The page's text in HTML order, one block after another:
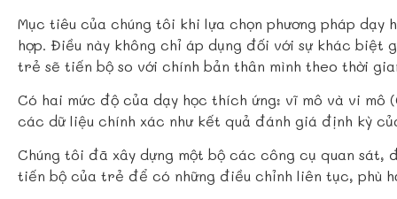
Mục tiêu của chúng tôi khi lựa chọn phương pháp
hợp. Điều này không chỉ áp dụng đối với sự khác
trẻ sẽ tiến bộ so với chính bản thân mình theo thời
Có hai mức độ của dạy học thích ứng: vĩ mô và vi mô
các dữ liệu chính xác như kết quả đánh giá định kỳ
Chúng tôi đã xây dựng một bộ các công cụ quan
tiến bộ của trẻ để có những điều chỉnh liên tục, phù